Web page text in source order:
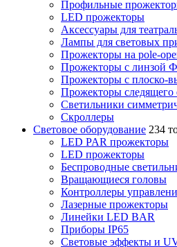
Профильные
LED прожекторы
Аксессуары для
Лампы для световых
Прожекторы на pole-
Прожекторы с линзой
Прожекторы с плоско-
Прожекторы следящего
Светильники
Скроллеры
Световое оборудование 234
LED PAR прожекторы
LED прожекторы
Беспроводные
Вращающиеся головы
Контроллеры
Лазерные прожекторы
Линейки LED BAR
Приборы IP65
Световые эффекты и